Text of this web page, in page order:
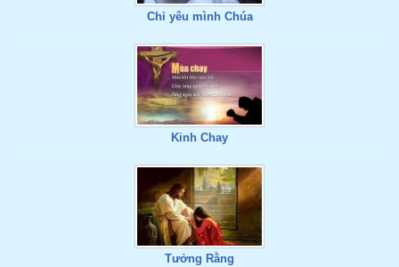
Chỉ yêu mình Chúa
Kinh Chay
Tưởng Rằng